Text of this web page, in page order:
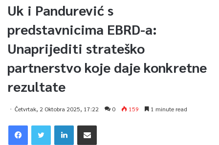
Uk i Pandurević s
predstavnicima EBRD-a:
Unaprijediti strateško
partnerstvo koje daje konkretne
rezultate
Četvrtak, 2 Oktobra 2025, 17:22 0 159 1 minute read